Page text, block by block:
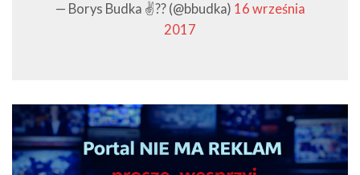
— Borys Budka ✌️?? (@bbudka) 16 września
2017